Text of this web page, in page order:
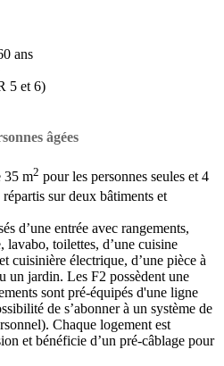
ans
5 et 6)
âgées
35 m2 pour les personnes seules et 4
sur deux bâtiments et
d’une entrée avec rangements,
lavabo, toilettes, d’une cuisine
cuisinière électrique, d’une pièce à
un jardin. Les F2 possèdent une
sont pré-équipés d'une ligne
de s’abonner à un système de
Chaque logement est
et bénéficie d’un pré-câblage pour